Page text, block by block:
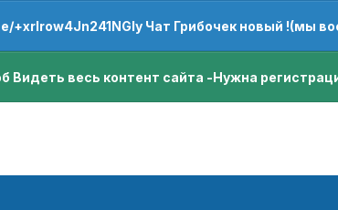
Чат Грибочек новый !(мы
Видеть весь контент сайта -Нужна